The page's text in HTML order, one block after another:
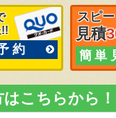
!!
約
スピ
見積
簡単
こちらから！